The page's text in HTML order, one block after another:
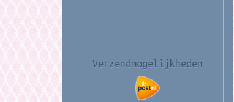
Verzendmogelijkheden